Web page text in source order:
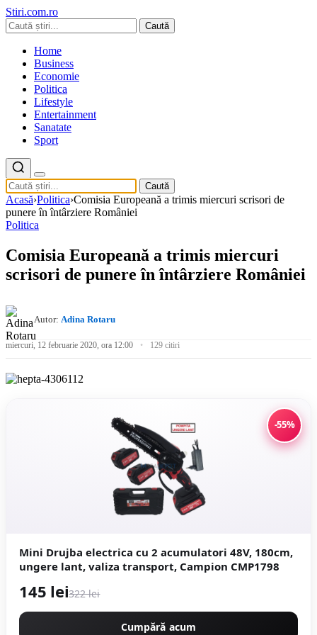
Stiri.com.ro
Caută
Home
Business
Economie
Politica
Lifestyle
Entertainment
Sanatate
Sport
Caută
Acasă›Politica›Comisia Europeană a trimis miercuri scrisori de
punere în întârziere României
Politica
Comisia Europeană a trimis miercuri
scrisori de punere în întârziere României
Autor: Adina Rotaru
miercuri, 12 februarie 2020, ora 12:00 129 citiri
-55%
Mini Drujba electrica cu 2 acumulatori 48V, 180cm,
ungere lant, valiza transport, Campion CMP1798
145 lei322 lei
Cumpără acum